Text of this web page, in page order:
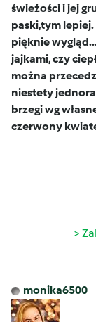
świeżości i jej
paski,tym lepiej.
pięknie
jajkami, czy
można
niestety
brzegi wg
czerwony
monika6500